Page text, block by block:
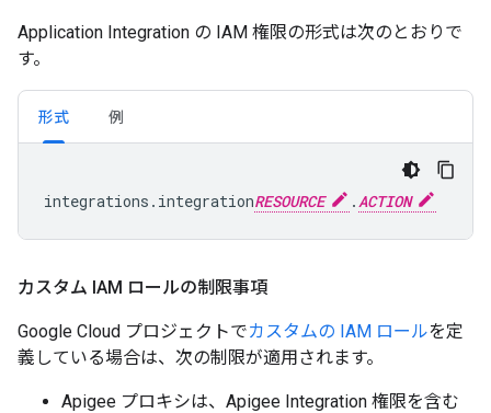
Application Integration の IAM 権限の形式は次のとおりで
す。
形式 例
integrations.integrationRESOURCE . ACTION
カスタム IAM ロールの制限事項
Google Cloud プロジェクトでカスタムの IAM ロールを定
義している場合は、次の制限が適用されます。
Apigee プロキシは、Apigee Integration 権限を含む